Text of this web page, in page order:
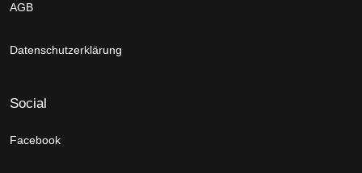
AGB
Datenschutzerklärung
Social
Facebook